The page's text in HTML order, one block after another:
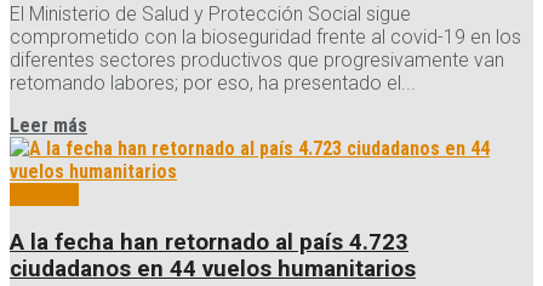
El Ministerio de Salud y Protección Social sigue
comprometido con la bioseguridad frente al covid-19 en los
diferentes sectores productivos que progresivamente van
retomando labores; por eso, ha presentado el...
Leer más
A la fecha han retornado al país 4.723
ciudadanos en 44 vuelos humanitarios